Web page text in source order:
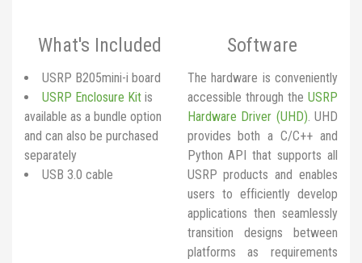
What's Included
USRP B205mini-i board
USRP Enclosure Kit is
available as a bundle option
and can also be purchased
separately
USB 3.0 cable
Software
The hardware is conveniently
accessible through the USRP
Hardware Driver (UHD). UHD
provides both a C/C++ and
Python API that supports all
USRP products and enables
users to efficiently develop
applications then seamlessly
transition designs between
platforms as requirements